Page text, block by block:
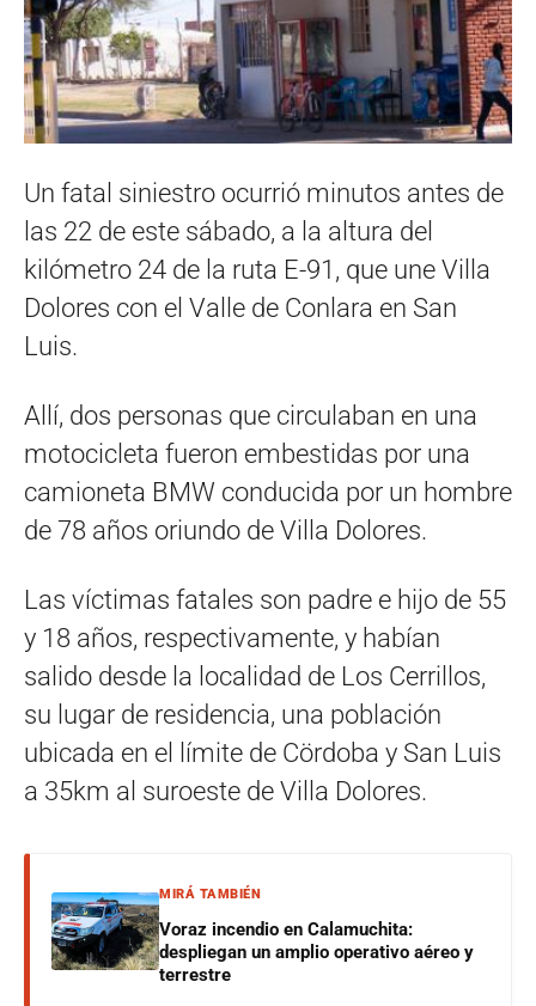
Un fatal siniestro ocurrió minutos antes de
las 22 de este sábado, a la altura del
kilómetro 24 de la ruta E-91, que une Villa
Dolores con el Valle de Conlara en San
Luis.
Allí, dos personas que circulaban en una
motocicleta fueron embestidas por una
camioneta BMW conducida por un hombre
de 78 años oriundo de Villa Dolores.
Las víctimas fatales son padre e hijo de 55
y 18 años, respectivamente, y habían
salido desde la localidad de Los Cerrillos,
su lugar de residencia, una población
ubicada en el límite de Cördoba y San Luis
a 35km al suroeste de Villa Dolores.
MIRÁ TAMBIÉN
Voraz incendio en Calamuchita:
despliegan un amplio operativo aéreo y
terrestre